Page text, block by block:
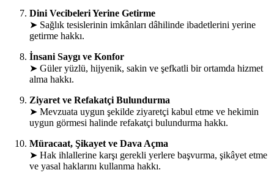
Dini Vecibeleri Yerine Getirme
➤ Sağlık tesislerinin imkânları dâhilinde ibadetlerini yerine
getirme hakkı.
İnsani Saygı ve Konfor
➤ Güler yüzlü, hijyenik, sakin ve şefkatli bir ortamda hizmet
alma hakkı.
Ziyaret ve Refakatçi Bulundurma
➤ Mevzuata uygun şekilde ziyaretçi kabul etme ve hekimin
uygun görmesi halinde refakatçi bulundurma hakkı.
Müracaat, Şikayet ve Dava Açma
➤ Hak ihlallerine karşı gerekli yerlere başvurma, şikâyet etme
ve yasal haklarını kullanma hakkı.